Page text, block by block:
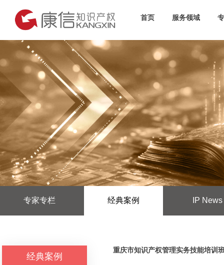
首页 服务领域
专家专栏 经典案例 IP News
经典案例
重庆市知识产权管理实务技能培训